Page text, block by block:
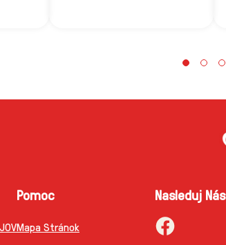
Pomoc
Mapa Stránok
Nasleduj Nás